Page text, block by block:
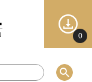
0